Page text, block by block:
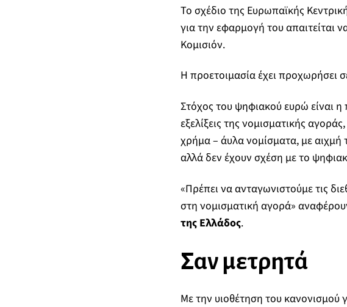
Το σχέδιο της Ευρωπαϊκής
για την εφαρμογή του απαιτείται
Κομισιόν.
Η προετοιμασία έχει προχωρήσει
Στόχος του ψηφιακού ευρώ είναι
εξελίξεις της νομισματικής
χρήμα – άυλα νομίσματα, με
αλλά δεν έχουν σχέση με το
«Πρέπει να ανταγωνιστούμε τις
στη νομισματική αγορά»
της Ελλάδος.
Σαν μετρητά
Με την υιοθέτηση του κανονισμού